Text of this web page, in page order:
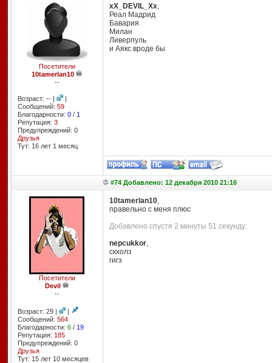
Посетители
10tamerlan10
--
Возраст: -- |
|
Сообщений: 59
Благодарности: 0/ 1
Репутация: 3
Предупреждений: 0
Друзья
Тут: 16 лет 1 месяц
xX_DEVIL_Xx,
Реал Мадрид
Бавария
Милан
Ливерпуль
и Аякс вроде бы
#74 Добавлено: 12 декабря 2010 21:16
Посетители
Devil
--
Возраст: 29 |
|
Сообщений: 564
Благодарности: 6/ 19
Репутация: 185
Предупреждений: 0
Друзья
Тут: 15 лет 10 месяцев
10tamerlan10,
правельно с меня плюс
Добавлено спустя 2 минуты 51 секунду:
nepcukkor,
скхолз
гигз